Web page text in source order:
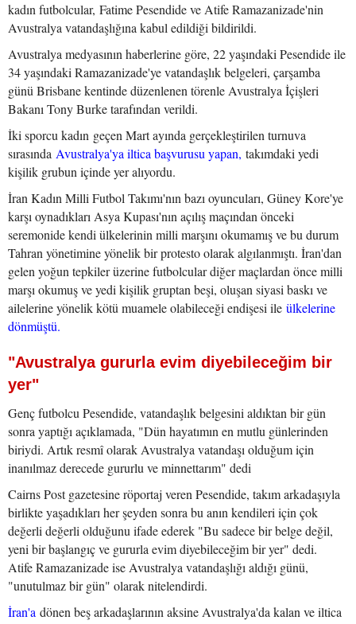
kadın futbolcular, Fatime Pesendide ve Atife Ramazanizade'nin
Avustralya vatandaşlığına kabul edildiği bildirildi.
Avustralya medyasının haberlerine göre, 22 yaşındaki Pesendide ile
34 yaşındaki Ramazanizade'ye vatandaşlık belgeleri, çarşamba
günü Brisbane kentinde düzenlenen törenle Avustralya İçişleri
Bakanı Tony Burke tarafından verildi.
İki sporcu kadın geçen Mart ayında gerçekleştirilen turnuva
sırasında Avustralya'ya iltica başvurusu yapan, takımdaki yedi
kişilik grubun içinde yer alıyordu.
İran Kadın Milli Futbol Takımı'nın bazı oyuncuları, Güney Kore'ye
karşı oynadıkları Asya Kupası'nın açılış maçından önceki
seremonide kendi ülkelerinin milli marşını okumamış ve bu durum
Tahran yönetimine yönelik bir protesto olarak algılanmıştı. İran'dan
gelen yoğun tepkiler üzerine futbolcular diğer maçlardan önce milli
marşı okumuş ve yedi kişilik gruptan beşi, oluşan siyasi baskı ve
ailelerine yönelik kötü muamele olabileceği endişesi ile ülkelerine
dönmüştü.
"Avustralya gururla evim diyebileceğim bir
yer"
Genç futbolcu Pesendide, vatandaşlık belgesini aldıktan bir gün
sonra yaptığı açıklamada, "Dün hayatımın en mutlu günlerinden
biriydi. Artık resmî olarak Avustralya vatandaşı olduğum için
inanılmaz derecede gururlu ve minnettarım" dedi
Cairns Post gazetesine röportaj veren Pesendide, takım arkadaşıyla
birlikte yaşadıkları her şeyden sonra bu anın kendileri için çok
değerli değerli olduğunu ifade ederek "Bu sadece bir belge değil,
yeni bir başlangıç ve gururla evim diyebileceğim bir yer" dedi.
Atife Ramazanizade ise Avustralya vatandaşlığı aldığı günü,
"unutulmaz bir gün" olarak nitelendirdi.
İran'a dönen beş arkadaşlarının aksine Avustralya'da kalan ve iltica